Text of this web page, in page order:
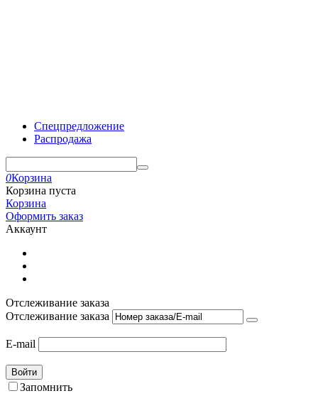
Спецпредложение
Распродажа
0Корзина
Корзина пуста
Корзина
Оформить заказ
Аккаунт
Отслеживание заказа
Отслеживание заказа
E-mail
Войти
Запомнить